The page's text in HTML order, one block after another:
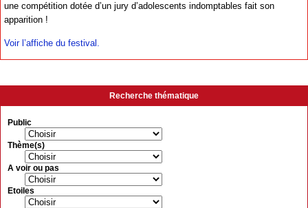
une compétition dotée d’un jury d’adolescents indomptables fait son
apparition !
Voir l’affiche du festival.
Recherche thématique
Public
Thème(s)
A voir ou pas
Etoiles